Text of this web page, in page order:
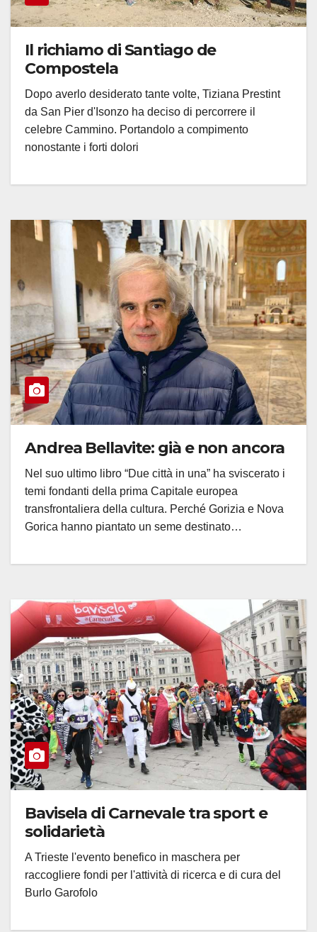
Il richiamo di Santiago de
Compostela
Dopo averlo desiderato tante volte, Tiziana Prestint
da San Pier d'Isonzo ha deciso di percorrere il
celebre Cammino. Portandolo a compimento
nonostante i forti dolori
Andrea Bellavite: già e non ancora
Nel suo ultimo libro “Due città in una” ha sviscerato i
temi fondanti della prima Capitale europea
transfrontaliera della cultura. Perché Gorizia e Nova
Gorica hanno piantato un seme destinato…
Bavisela di Carnevale tra sport e
solidarietà
A Trieste l'evento benefico in maschera per
raccogliere fondi per l'attività di ricerca e di cura del
Burlo Garofolo